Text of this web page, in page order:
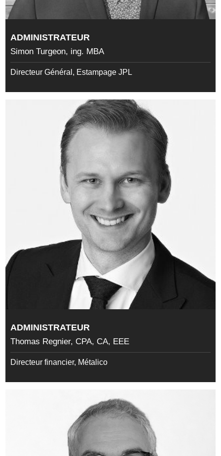
ADMINISTRATEUR
Simon Turgeon, ing. MBA
Directeur Général, Estampage JPL
ADMINISTRATEUR
Thomas Regnier, CPA, CA, EEE
Directeur financier, Métalico